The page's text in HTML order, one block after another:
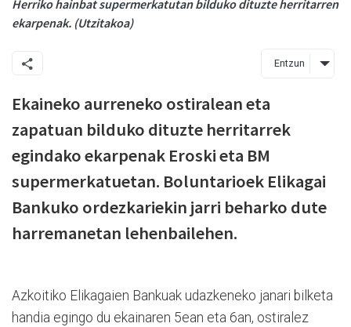
Herriko hainbat supermerkatutan bilduko dituzte herritarren
ekarpenak. (Utzitakoa)
Entzun
Ekaineko aurreneko ostiralean eta
zapatuan bilduko dituzte herritarrek
egindako ekarpenak Eroski eta BM
supermerkatuetan. Boluntarioek Elikagai
Bankuko ordezkariekin jarri beharko dute
harremanetan lehenbailehen.
Azkoitiko Elikagaien Bankuak udazkeneko janari bilketa
handia egingo du ekainaren 5ean eta 6an, ostiralez